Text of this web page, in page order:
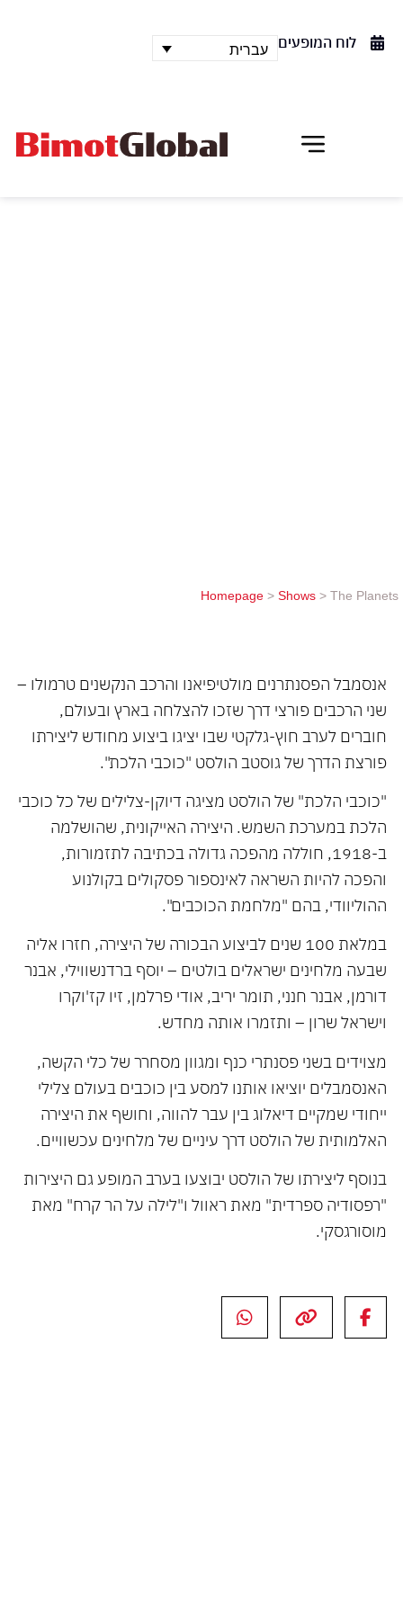
לוח המופעים עברית
Homepage > Shows > The Planets
אנסמבל הפסנתרנים מולטיפיאנו והרכב הנקשנים טרמולו –
שני הרכבים פורצי דרך שזכו להצלחה בארץ ובעולם,
חוברים לערב חוץ-גלקטי שבו יציגו ביצוע מחודש ליצירתו
פורצת הדרך של גוסטב הולסט "כוכבי הלכת".
"כוכבי הלכת" של הולסט מציגה דיוקן-צלילים של כל כוכבי
הלכת במערכת השמש. היצירה האייקונית, שהושלמה
ב-1918, חוללה מהפכה גדולה בכתיבה לתזמורות,
והפכה להיות השראה לאינספור פסקולים בקולנוע
ההוליוודי, בהם "מלחמת הכוכבים".
במלאת 100 שנים לביצוע הבכורה של היצירה, חזרו אליה
שבעה מלחינים ישראלים בולטים – יוסף ברדנשווילי, אבנר
דורמן, אבנר חנני, תומר יריב, אודי פרלמן, זיו קז'וקרו
וישראל שרון – ותזמרו אותה מחדש.
מצוידים בשני פסנתרי כנף ומגוון מסחרר של כלי הקשה,
האנסמבלים יוציאו אותנו למסע בין כוכבים בעולם צלילי
ייחודי שמקיים דיאלוג בין עבר להווה, וחושף את היצירה
האלמותית של הולסט דרך עיניים של מלחינים עכשוויים.
בנוסף ליצירתו של הולסט יבוצעו בערב המופע גם היצירות
"רפסודיה ספרדית" מאת ראוול ו"לילה על הר קרח" מאת
מוסורגסקי.